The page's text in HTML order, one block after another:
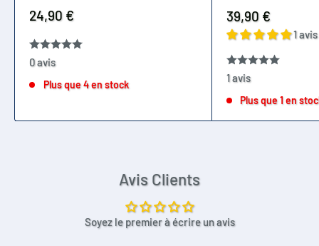
Prix
réduit
24,90 €
0 avis
Plus que 4 en stock
Prix
réduit
39,90 €
1 avis
1 avis
Plus que 1 en
Avis Clients
Soyez le premier à écrire un avis